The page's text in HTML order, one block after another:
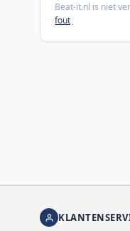
Beat-it.nl is niet
fout